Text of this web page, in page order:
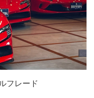
フレード